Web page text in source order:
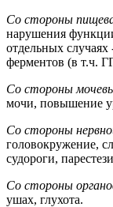
Со стороны
нарушения
отдельных
ферментов (в т.ч.
Со стороны
мочи, повышение
Со стороны
головокружение,
судороги,
Со стороны
ушах, глухота.